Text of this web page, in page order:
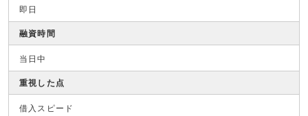
即日
融資時間
当日中
重視した点
借入スピード